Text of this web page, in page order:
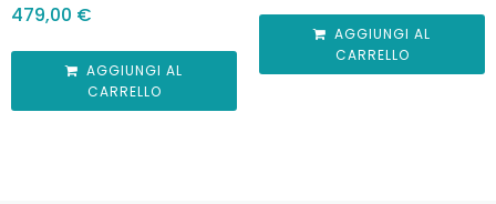
479,00 €
AGGIUNGI AL
CARRELLO
AGGIUNGI AL
CARRELLO